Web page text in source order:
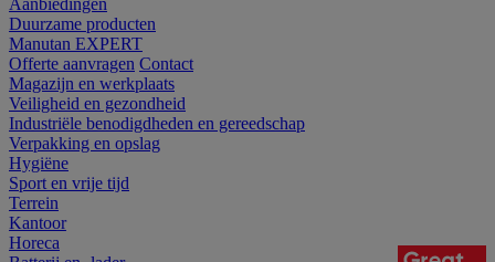
Duurzame producten
Manutan EXPERT
Offerte aanvragen Contact
Magazijn en werkplaats
Veiligheid en gezondheid
Industriële benodigdheden en gereedschap
Verpakking en opslag
Hygiëne
Sport en vrije tijd
Terrein
Kantoor
Horeca